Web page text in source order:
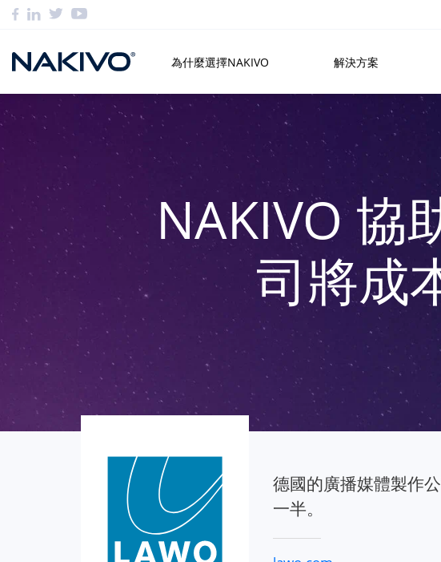
為什麼選擇NAKIVO 解決方案
NAKIVO 協
司將成
德國的廣播媒體製作
一半。